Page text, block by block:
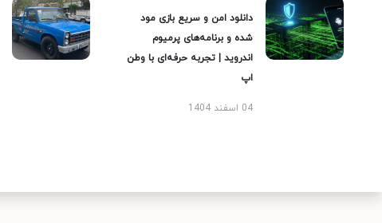
دانلود امن و سریع بازی مود
شده و برنامه‌های پرمیوم
اندروید | تجربه حرفه‌ای با وطن
اپ
04 اسفند 1404